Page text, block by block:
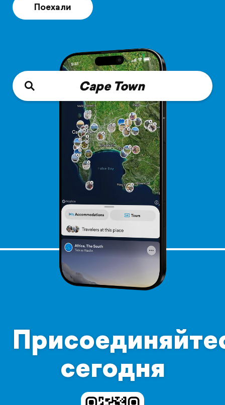
Поехали
Cape Town
сегодня